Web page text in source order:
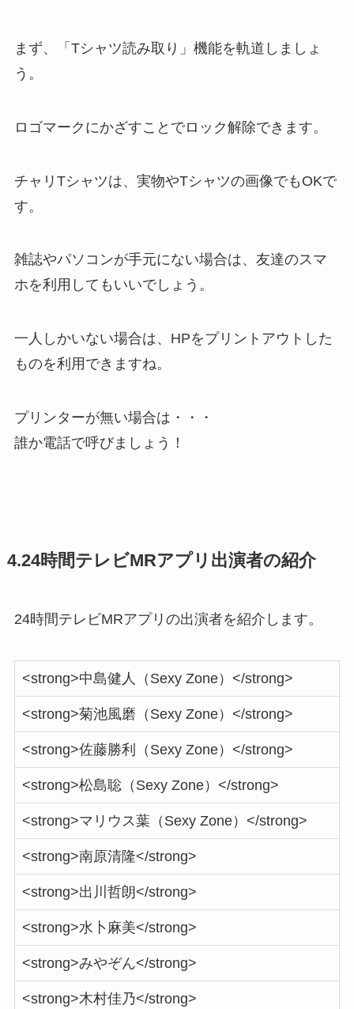
まず、「Tシャツ読み取り」機能を軌道しましょ
う。
ロゴマークにかざすことでロック解除できます。
チャリTシャツは、実物やTシャツの画像でもOKで
す。
雑誌やパソコンが手元にない場合は、友達のスマ
ホを利用してもいいでしょう。
一人しかいない場合は、HPをプリントアウトした
ものを利用できますね。
プリンターが無い場合は・・・
誰か電話で呼びましょう！
4.24時間テレビMRアプリ出演者の紹介
24時間テレビMRアプリの出演者を紹介します。
<strong>中島健人（Sexy Zone）</strong>
<strong>菊池風磨（Sexy Zone）</strong>
<strong>佐藤勝利（Sexy Zone）</strong>
<strong>松島聡（Sexy Zone）</strong>
<strong>マリウス葉（Sexy Zone）</strong>
<strong>南原清隆</strong>
<strong>出川哲朗</strong>
<strong>水卜麻美</strong>
<strong>みやぞん</strong>
<strong>木村佳乃</strong>